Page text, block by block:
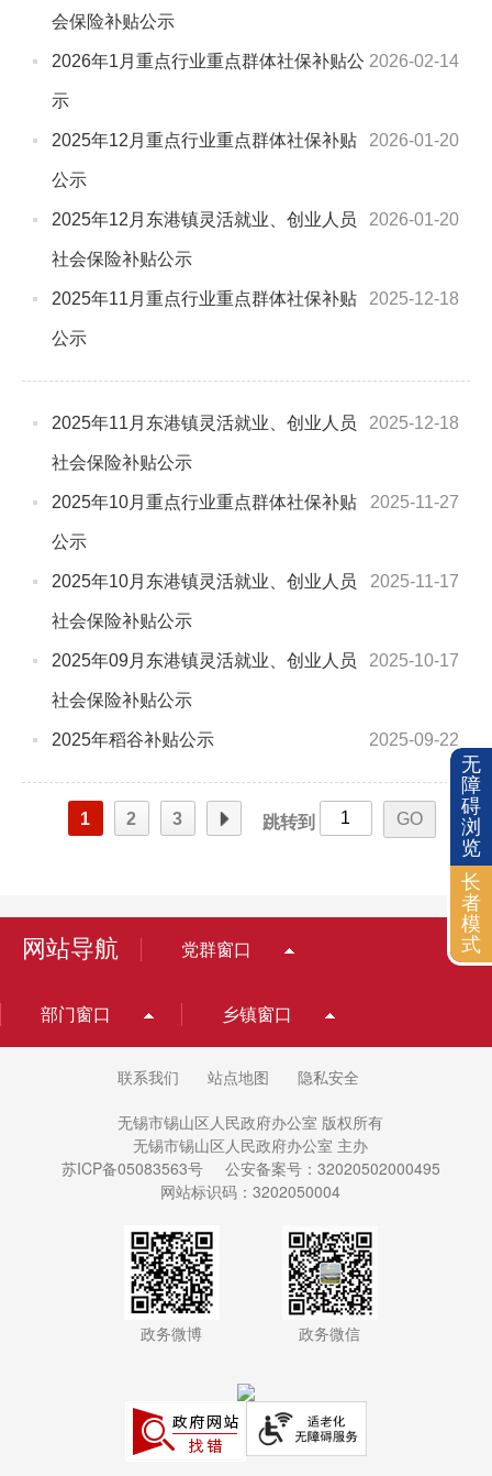
会保险补贴公示
2026-02-14
2026年1月重点行业重点群体社保补贴公
示
2026-01-20
2025年12月重点行业重点群体社保补贴
公示
2026-01-20
2025年12月东港镇灵活就业、创业人员
社会保险补贴公示
2025-12-18
2025年11月重点行业重点群体社保补贴
公示
2025-12-18
2025年11月东港镇灵活就业、创业人员
社会保险补贴公示
2025-11-27
2025年10月重点行业重点群体社保补贴
公示
2025-11-17
2025年10月东港镇灵活就业、创业人员
社会保险补贴公示
2025-10-17
2025年09月东港镇灵活就业、创业人员
社会保险补贴公示
2025-09-22
2025年稻谷补贴公示
1 2 3 跳转到
网站导航 党群窗口
部门窗口 乡镇窗口
联系我们 站点地图 隐私安全
无锡市锡山区人民政府办公室 版权所有
无锡市锡山区人民政府办公室 主办
苏ICP备05083563号
公安备案号：32020502000495
网站标识码：3202050004
政务微博 政务微信
无
障
碍
浏
览
长
者
模
式